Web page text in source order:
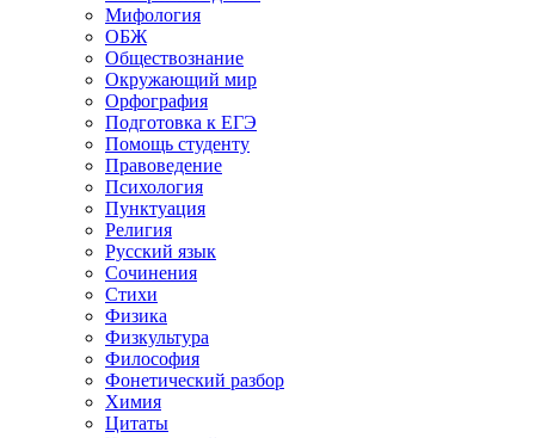
Мифология
ОБЖ
Обществознание
Окружающий мир
Орфография
Подготовка к ЕГЭ
Помощь студенту
Правоведение
Психология
Пунктуация
Религия
Русский язык
Сочинения
Стихи
Физика
Физкультура
Философия
Фонетический разбор
Химия
Цитаты